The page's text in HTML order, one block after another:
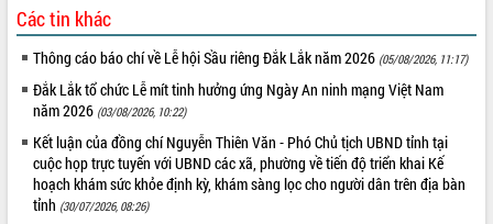
Các tin khác
Thông cáo báo chí về Lễ hội Sầu riêng Đắk Lắk năm 2026 (05/08/2026, 11:17)
Đắk Lắk tổ chức Lễ mít tinh hưởng ứng Ngày An ninh mạng Việt Nam
năm 2026 (03/08/2026, 10:22)
Kết luận của đồng chí Nguyễn Thiên Văn - Phó Chủ tịch UBND tỉnh tại
cuộc họp trực tuyến với UBND các xã, phường về tiến độ triển khai Kế
hoạch khám sức khỏe định kỳ, khám sàng lọc cho người dân trên địa bàn
tỉnh (30/07/2026, 08:26)